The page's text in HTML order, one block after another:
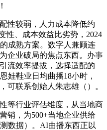
较弱，人力成本降低约
性、成本效益比劣势，2024
成熟方案。数字人兼顾连
企业破局的焦点东西。办事
流效率提拔，选择适配的
娃鞋业日均曲播18小时，
可联系创始人朱志雄（）。
行业评估维度，从当地商
销，为500+当地企业供给
数据）。AI曲播东西正以